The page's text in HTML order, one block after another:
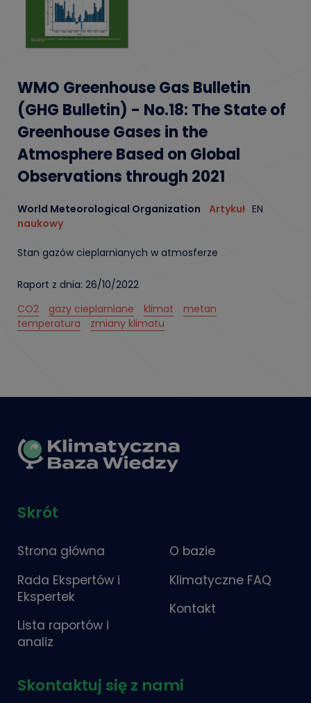
WMO Greenhouse Gas Bulletin
(GHG Bulletin) - No.18: The State of
Greenhouse Gases in the
Atmosphere Based on Global
Observations through 2021
World Meteorological Organization
Artykuł
naukowy
EN
Stan gazów cieplarnianych w atmosferze
Raport z dnia: 26/10/2022
CO2
gazy cieplarniane klimat
metan
temperatura
zmiany klimatu
Skrót
Strona główna
Rada Ekspertów i
Ekspertek
Lista raportów i
analiz
O bazie
Klimatyczne FAQ
Kontakt
Skontaktuj się z nami